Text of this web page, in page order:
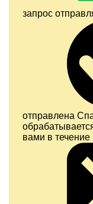
запрос
отправлена
вами в течение